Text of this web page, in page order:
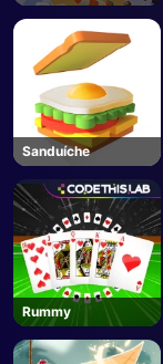
Sanduíche
Rummy